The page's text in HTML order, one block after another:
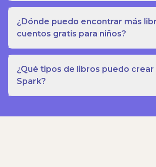
¿Dónde puedo encontrar más
cuentos gratis para niños?
¿Qué tipos de libros puedo
Spark?